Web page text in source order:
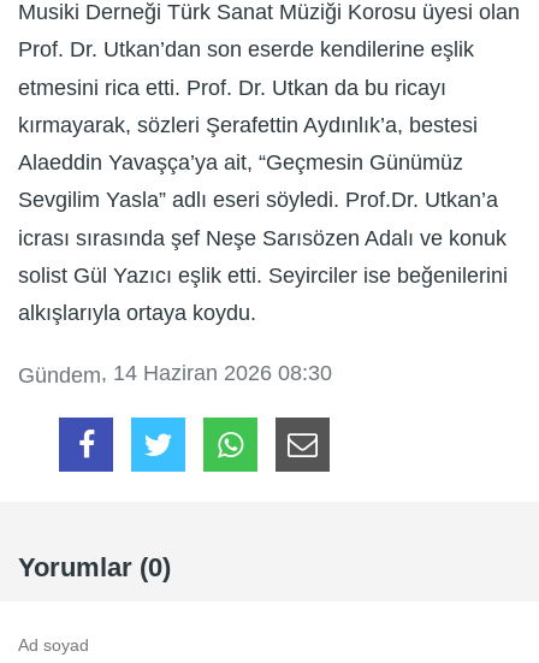
Musiki Derneği Türk Sanat Müziği Korosu üyesi olan
Prof. Dr. Utkan’dan son eserde kendilerine eşlik
etmesini rica etti. Prof. Dr. Utkan da bu ricayı
kırmayarak, sözleri Şerafettin Aydınlık’a, bestesi
Alaeddin Yavaşça’ya ait, “Geçmesin Günümüz
Sevgilim Yasla” adlı eseri söyledi. Prof.Dr. Utkan’a
icrası sırasında şef Neşe Sarısözen Adalı ve konuk
solist Gül Yazıcı eşlik etti. Seyirciler ise beğenilerini
alkışlarıyla ortaya koydu.
Gündem, 14 Haziran 2026 08:30
Yorumlar (0)